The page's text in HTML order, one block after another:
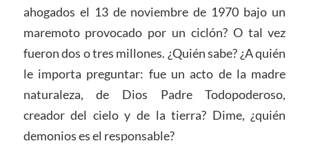
ahogados el 13 de noviembre de 1970 bajo un
maremoto provocado por un ciclón? O tal vez
fueron dos o tres millones. ¿Quién sabe? ¿A quién
le importa preguntar: fue un acto de la madre
naturaleza, de Dios Padre Todopoderoso,
creador del cielo y de la tierra? Dime, ¿quién
demonios es el responsable?